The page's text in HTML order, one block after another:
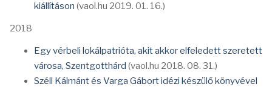
kiállításon (vaol.hu 2019. 01. 16.)
2018
Egy vérbeli lokálpatrióta, akit akkor elfeledett szeretett
városa, Szentgotthárd (vaol.hu 2018. 08. 31.)
Széll Kálmánt és Varga Gábort idézi készülő könyvével